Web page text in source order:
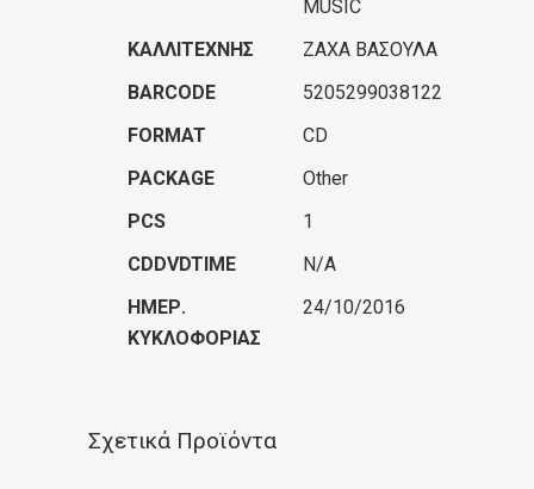
MUSIC
ΚΑΛΛΙΤΈΧΝΗΣ
ΖΑΧΑ ΒΑΣΟΥΛΑ
BARCODE
5205299038122
FORMAT
CD
PACKAGE
Other
PCS
1
CDDVDTIME
N/A
ΗΜΕΡ.
ΚΥΚΛΟΦΟΡΊΑΣ
24/10/2016
Σχετικά Προϊόντα